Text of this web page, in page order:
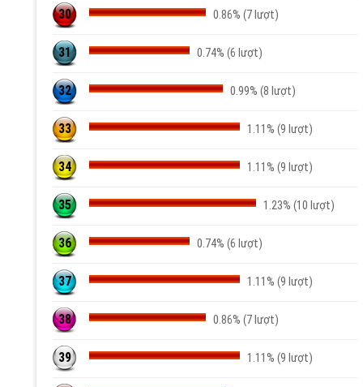
30 0.86% (7 lượt)
31 0.74% (6 lượt)
32 0.99% (8 lượt)
33 1.11% (9 lượt)
34 1.11% (9 lượt)
35 1.23% (10 lượt)
36 0.74% (6 lượt)
37 1.11% (9 lượt)
38 0.86% (7 lượt)
39 1.11% (9 lượt)